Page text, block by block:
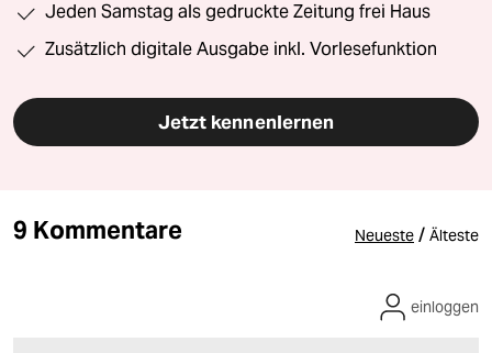
Jeden Samstag als gedruckte Zeitung frei Haus
Zusätzlich digitale Ausgabe inkl. Vorlesefunktion
Jetzt kennenlernen
9 Kommentare Neueste / Älteste
einloggen